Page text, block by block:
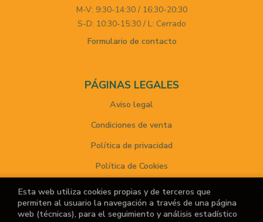
M-V: 9:30-14:30 / 16:30-20:30
S-D: 10:30-15:30 / L: Cerrado
Formulario de contacto
PÁGINAS LEGALES
Aviso legal
Condiciones de venta
Política de privacidad
Política de Cookies
ATENCIÓN AL CLIENTE
Esta web utiliza cookies propias y de terceros que
permiten al usuario la navegación a través de una página
web (técnicas), para el seguimiento y análisis estadístico